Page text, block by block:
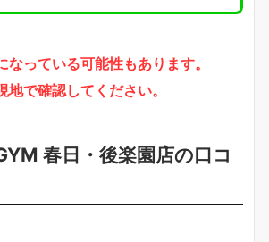
なっている可能性もあります。
地で確認してください。
春日・後楽園店の口コ